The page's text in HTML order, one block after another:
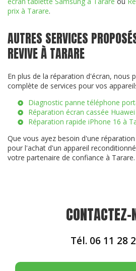
prix à Tarare.
AUTRES SERVICES
REVIVE À TARARE
En plus de la réparation d'écran, nous
complète de services pour vos
Diagnostic panne téléphone
Réparation écran cassée
Réparation rapide iPhone 16 à
Que vous ayez besoin d'une
pour l'achat d'un appareil
votre partenaire de confiance à Tarare.
CONTACTEZ-
Tél. 06 11 28